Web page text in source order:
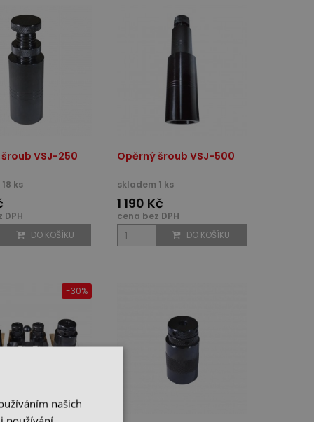
VSJ-250
ks
DPH
DO KOŠÍKU
Opěrný šroub VSJ-500
skladem 1 ks
1 190 Kč
cena bez DPH
DO KOŠÍKU
-30%
našich